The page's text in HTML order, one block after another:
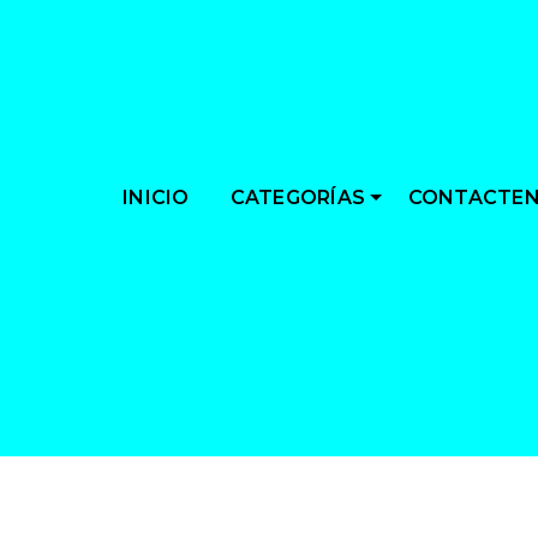
INICIO CATEGORÍAS